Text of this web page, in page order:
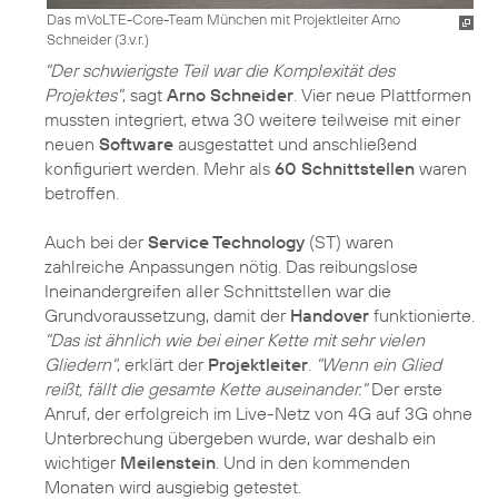
Das mVoLTE-Core-Team München mit Projektleiter Arno
Schneider (3.v.r.)
"Der schwierigste Teil war die Komplexität des
Projektes", sagt Arno Schneider. Vier neue Plattformen
mussten integriert, etwa 30 weitere teilweise mit einer
neuen Software ausgestattet und anschließend
konfiguriert werden. Mehr als 60 Schnittstellen waren
betroffen.
Auch bei derService Technology (ST) waren
zahlreiche Anpassungen nötig. Das reibungslose
Ineinandergreifen aller Schnittstellen war die
Grundvoraussetzung, damit der Handover funktionierte.
"Das ist ähnlich wie bei einer Kette mit sehr vielen
Gliedern", erklärt der Projektleiter. "Wenn ein Glied
reißt, fällt die gesamte Kette auseinander."Der erste
Anruf, der erfolgreich im Live-Netz von 4G auf 3G ohne
Unterbrechung übergeben wurde, war deshalb ein
wichtiger Meilenstein. Und in den kommenden
Monaten wird ausgiebig getestet.